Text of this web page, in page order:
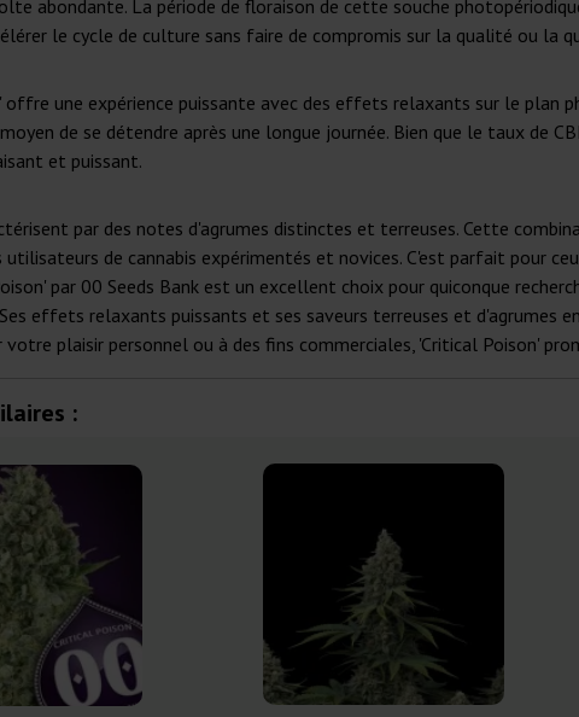
abondante. La période de floraison de cette souche
le cycle de culture sans faire de compromis sur la qualité ou la
offre une expérience puissante avec des effets relaxants sur le plan
de se détendre après une longue journée. Bien que le taux de
et puissant.
par des notes d'agrumes distinctes et terreuses. Cette
de cannabis expérimentés et novices. C'est parfait pour
par 00 Seeds Bank est un excellent choix pour quiconque
effets relaxants puissants et ses saveurs terreuses et d'agrumes
plaisir personnel ou à des fins commerciales, 'Critical Poison'
: